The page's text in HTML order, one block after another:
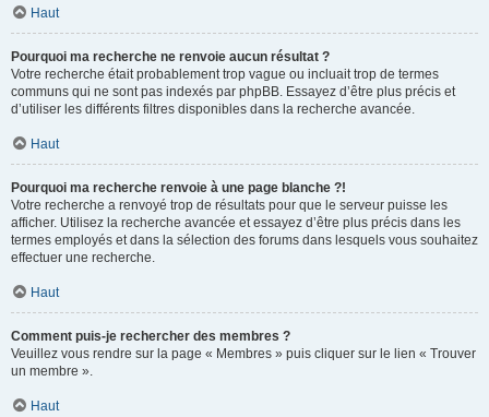
Haut
Pourquoi ma recherche ne renvoie aucun résultat ?
Votre recherche était probablement trop vague ou incluait trop de termes
communs qui ne sont pas indexés par phpBB. Essayez d’être plus précis et
d’utiliser les différents filtres disponibles dans la recherche avancée.
Haut
Pourquoi ma recherche renvoie à une page blanche ?!
Votre recherche a renvoyé trop de résultats pour que le serveur puisse les
afficher. Utilisez la recherche avancée et essayez d’être plus précis dans les
termes employés et dans la sélection des forums dans lesquels vous souhaitez
effectuer une recherche.
Haut
Comment puis-je rechercher des membres ?
Veuillez vous rendre sur la page « Membres » puis cliquer sur le lien « Trouver
un membre ».
Haut